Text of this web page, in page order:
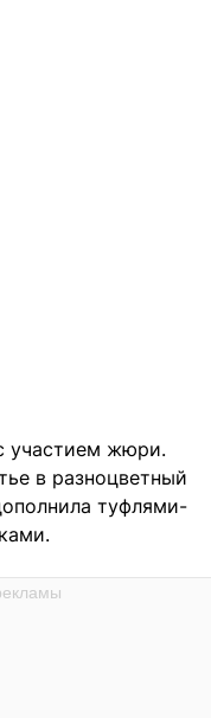
участием жюри.
в разноцветный
туфлями-